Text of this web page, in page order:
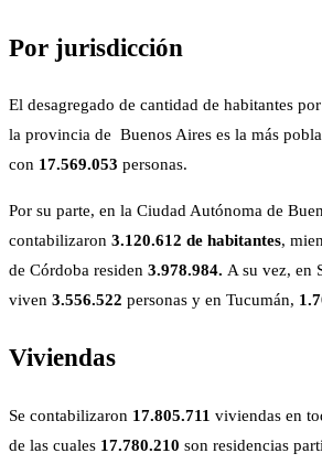
Por jurisdicción
El desagregado de cantidad de habitantes
la provincia de Buenos Aires es la más
con 17.569.053 personas.
Por su parte, en la Ciudad Autónoma de
contabilizaron 3.120.612 de habitantes,
de Córdoba residen 3.978.984. A su vez, en
viven 3.556.522 personas y en Tucumán,
Viviendas
Se contabilizaron 17.805.711 viviendas en
de las cuales 17.780.210 son residencias